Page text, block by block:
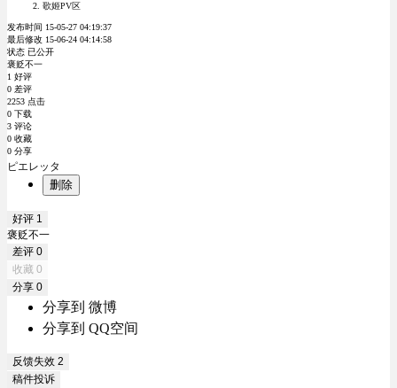
歌姬PV区
发布时间 15-05-27 04:19:37
最后修改 15-06-24 04:14:58
状态 已公开
褒贬不一
1 好评
0 差评
2253 点击
0 下载
3 评论
0 收藏
0 分享
ピエレッタ
删除
好评 1
褒贬不一
差评 0
收藏 0
分享 0
分享到 微博
分享到 QQ空间
反馈失效 2
稿件投诉